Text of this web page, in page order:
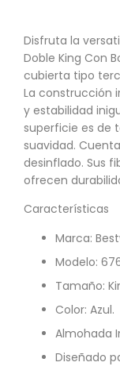
Disfruta la
Doble King Con
cubierta tipo
La construcción
y estabilidad
superficie es de
suavidad.
desinflado. Sus
ofrecen
Características
Marca:
Modelo:
Tamaño:
Color: Azul.
Almohada
Diseñado